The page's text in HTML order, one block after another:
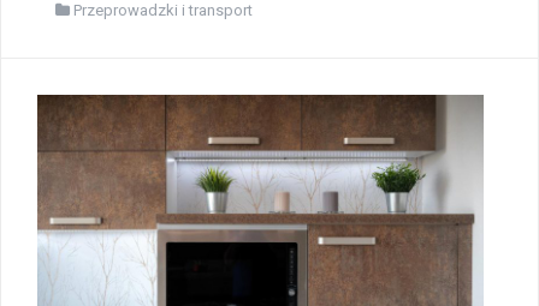
Przeprowadzki i transport